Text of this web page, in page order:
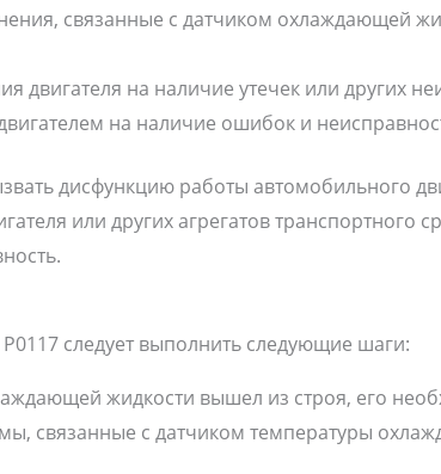
связанные с датчиком охлаждающей
двигателя на наличие утечек или других
на наличие ошибок и
дисфункцию работы автомобильного
или других агрегатов транспортного
следует выполнить следующие шаги:
жидкости вышел из строя, его
связанные с датчиком температуры